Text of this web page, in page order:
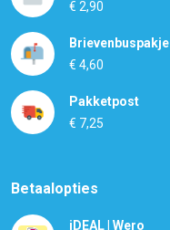
€ 2,90
Brievenbuspakje
€ 4,60
Pakketpost
€ 7,25
Betaalopties
iDEAL | Wero